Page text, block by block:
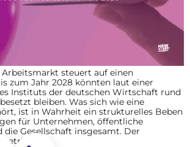
steuert auf einen
zum Jahr 2028 könnten laut einer
Instituts der deutschen Wirtschaft rund
bleiben. Was sich wie eine
ist in Wahrheit ein strukturelles Beben
für Unternehmen, öffentliche
Gesellschaft insgesamt. Der
[…]